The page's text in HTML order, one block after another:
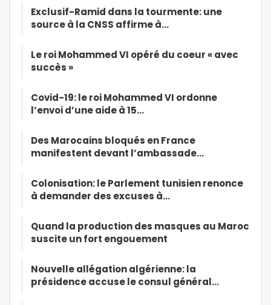
Exclusif-Ramid dans la tourmente: une
source à la CNSS affirme à…
Le roi Mohammed VI opéré du coeur « avec
succès »
Covid-19: le roi Mohammed VI ordonne
l’envoi d’une aide à 15…
Des Marocains bloqués en France
manifestent devant l’ambassade…
Colonisation: le Parlement tunisien renonce
à demander des excuses à…
Quand la production des masques au Maroc
suscite un fort engouement
Nouvelle allégation algérienne: la
présidence accuse le consul général…